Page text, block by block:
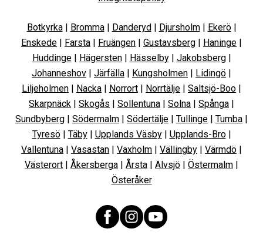
Botkyrka| Bromma| Danderyd Djursholm| Ekerö|
Enskede
Farsta Fruängen Gustavsberg Haninge
Huddinge| Hägersten| Hässelby| Jakobsberg|
Johanneshov
Järfälla Kungsholmen Lidingö
Liljeholmen
Nacka Norrort Norrtälje Saltsjö-Boo
Skarpnäck
Skogås Sollentuna Solna Spånga
Sundbyberg
Södermalm Södertälje Tullinge Tumba
Tyresö| Täby| Upplands Väsby| Upplands-Bro|
Vallentuna
Vasastan Vaxholm Vällingby Värmdö
Västerort
Åkersberga Årsta Älvsjö Östermalm
Österåker
FacebookInstagramYouTube